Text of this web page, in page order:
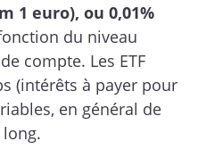
1 euro), ou 0,01%
du niveau
compte. Les ETF
(intérêts à payer pour
en général de
long.